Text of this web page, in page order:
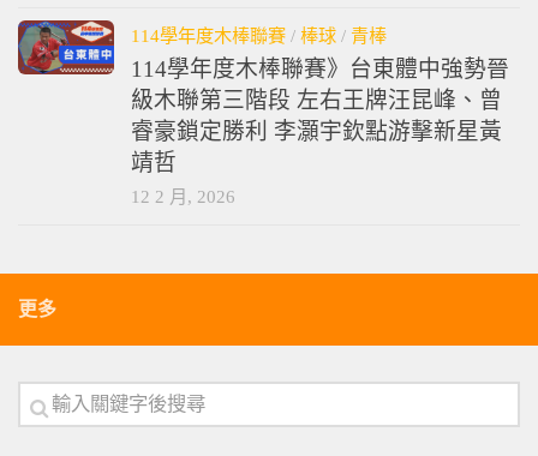
114學年度木棒聯賽 / 棒球 / 青棒
114學年度木棒聯賽》台東體中強勢晉
級木聯第三階段 左右王牌汪昆峰、曾
睿豪鎖定勝利 李灝宇欽點游擊新星黃
靖哲
12 2 月, 2026
更多